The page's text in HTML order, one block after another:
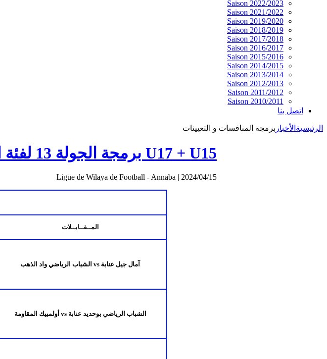
Saison 2022/2023
Saison 2021/2022
Saison 2019/2020
Saison 2018/2019
Saison 2017/2018
Saison 2016/2017
Saison 2015/2016
Saison 2014/2015
Saison 2013/2014
Saison 2012/2013
Saison 2011/2012
Saison 2010/2011
اتصل بنا
الرئيسية الأخبار برمجة المنافسات و التعيينات
U17 + U15 برمجة الجولة 13 لفئة اقل من
Ligue de Wilaya de Football - Annaba | 2024/04/15
المــقــابــلات
آمال جيل عنابة vs الشباب الرياضي واد الذهب
الشباب الرياضي بوحديد عنابةvs أولمبيك المقاومة